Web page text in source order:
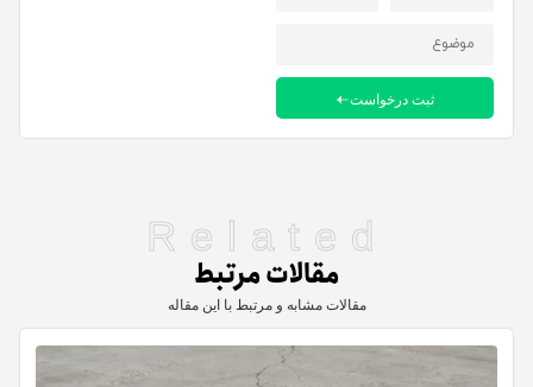
ثبت درخواست
Related
مقالات مرتبط
مقالات مشابه و مرتبط با این مقاله